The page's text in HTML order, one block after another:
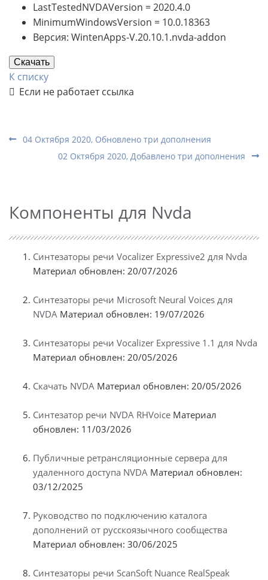
LastTestedNVDAVersion = 2020.4.0
MinimumWindowsVersion = 10.0.18363
Версия: WintenApps-V.20.10.1.nvda-addon
Скачать
К списку
Если не работает ссылка
04 Октября 2020, Обновлено три дополнения
02 Октября 2020, Добавлено три дополнения
Компоненты для Nvda
Синтезаторы речи Vocalizer Expressive2 для Nvda
Материал обновлен: 20/07/2026
Синтезаторы речи Microsoft Neural Voices для
NVDA Материал обновлен: 19/07/2026
Синтезаторы речи Vocalizer Expressive 1.1 для Nvda
Материал обновлен: 20/05/2026
Скачать NVDA Материал обновлен: 20/05/2026
Синтезатор речи NVDA RHVoice Материал
обновлен: 11/03/2026
Публичные ретрансляционные сервера для
удаленного доступа NVDA Материал обновлен:
03/12/2025
Руководство по подключению каталога
дополнений от русскоязычного сообщества
Материал обновлен: 30/06/2025
Синтезаторы речи ScanSoft Nuance RealSpeak